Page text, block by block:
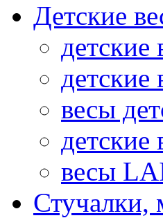
Детские
весы
весы
Стучалки,